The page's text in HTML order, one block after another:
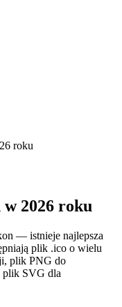
roku
2026 roku
— istnieje najlepsza
plik .ico o wielu
plik PNG do
plik SVG dla